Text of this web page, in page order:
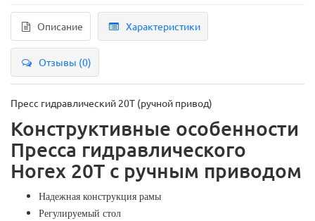
Описание Характеристики
Отзывы (0)
Пресс гидравлический 20Т (ручной привод)
Конструктивные особенности
Пресса гидравлического
Horex 20Т с ручным приводом
Надежная конструкция рамы
Регулируемый стол